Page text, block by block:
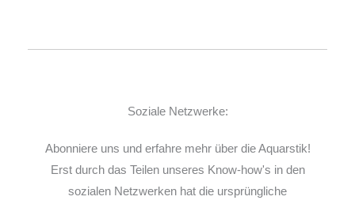
Soziale Netzwerke:
Abonniere uns und erfahre mehr über die Aquarstik!
Erst durch das Teilen unseres Know-how's in den
sozialen Netzwerken hat die ursprüngliche